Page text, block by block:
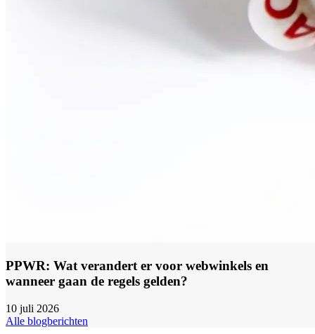
PPWR: Wat verandert er voor webwinkels en
wanneer gaan de regels gelden?
10 juli 2026
Alle blogberichten